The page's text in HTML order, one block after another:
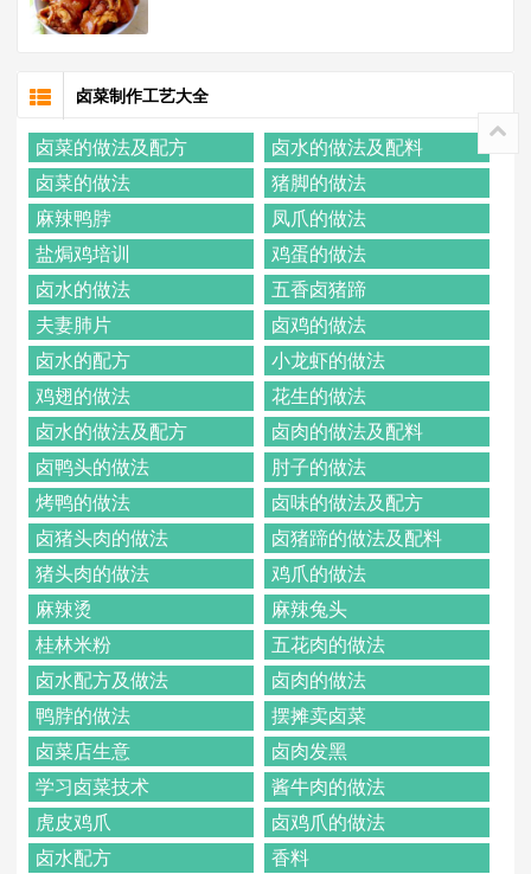
卤菜制作工艺大全
卤菜的做法及配方
卤水的做法及配料
卤菜的做法
猪脚的做法
麻辣鸭脖
凤爪的做法
盐焗鸡培训
鸡蛋的做法
卤水的做法
五香卤猪蹄
夫妻肺片
卤鸡的做法
卤水的配方
小龙虾的做法
鸡翅的做法
花生的做法
卤水的做法及配方
卤肉的做法及配料
卤鸭头的做法
肘子的做法
烤鸭的做法
卤味的做法及配方
卤猪头肉的做法
卤猪蹄的做法及配料
猪头肉的做法
鸡爪的做法
麻辣烫
麻辣兔头
桂林米粉
五花肉的做法
卤水配方及做法
卤肉的做法
鸭脖的做法
摆摊卖卤菜
卤菜店生意
卤肉发黑
学习卤菜技术
酱牛肉的做法
虎皮鸡爪
卤鸡爪的做法
卤水配方
香料